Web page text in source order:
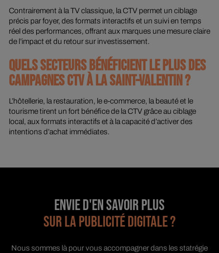
Contrairement à la TV classique, la CTV permet un ciblage
précis par foyer, des formats interactifs et un suivi en temps
réel des performances, offrant aux marques une mesure claire
de l’impact et du retour sur investissement.
QUELS SECTEURS BÉNÉFICIENT LE PLUS DES
CAMPAGNES CTV À LA SAINT-VALENTIN ?
L’hôtellerie, la restauration, le e-commerce, la beauté et le
tourisme tirent un fort bénéfice de la CTV grâce au ciblage
local, aux formats interactifs et à la capacité d’activer des
intentions d’achat immédiates.
ENVIE D'EN SAVOIR PLUS
SUR LA PUBLICITÉ DIGITALE ?
Nous sommes là pour vous accompagner dans les statrégie